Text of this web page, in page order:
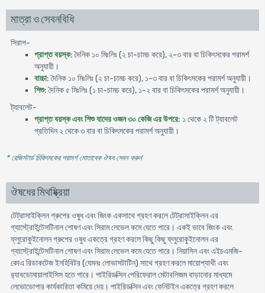
মাত্রা ও সেবনবিধি
সিরাপ-
প্রাপ্ত বয়স্ক: দৈনিক ১০ মিঃলিঃ (২ চা-চামচ করে), ২-৩ বার বা চিকিৎসকের পরামর্শ
অনুযায়ী।
বাচ্চা: দৈনিক ১০ মিঃলিঃ (২ চা-চামচ করে), ১-৩ বার বা চিকিৎসকের পরামর্শ অনুযায়ী।
শিশু: দৈনিক ৫ মিঃলিঃ (১ চা-চামচ করে), ১-২ বার বা চিকিৎসকের পরামর্শ অনুযায়ী।
ট্যাবলেট-
প্রাপ্ত বয়স্ক এবং শিশু যাদের ওজন ৩০ কেজি এর উপরে: ১ থেকে ২ টি ট্যাবলেট
প্রতিদিন ২ থেকে ৩ বার বা চিকিৎসকের পরামর্শ অনুযায়ী।
* রেজিস্টার্ড চিকিৎসকের পরামর্শ মোতাবেক ঔষধ সেবন করুন'
ঔষধের মিথষ্ক্রিয়া
টেট্রাসাইক্লিন গ্রুপের ওষুধ এবং জিংক একসাথে গ্রহণ করলে টেট্রাসাইক্লিন এর
গ্যাস্ট্রোইন্টেসটিনাল শোষণ এবং সিরাম লেভেল কমে যেতে পারে। একই ভাবে জিংক এবং
ফ্লুরোকুইনোলন গ্রুপের ওষুধ একত্রে গ্রহণ করলে কিছু কিছু ফ্লুরোকুইনোলন এর
গ্যাস্ট্রোইন্টেসটিনাল শোষণ এবং সিরাম লেভেল কমে যেতে পারে। নিয়াসিন এবং এইচএমজি-
কোএ রিডাকটেজ ইনহিবিটর (যেমনঃ লোভাসটাটিন) সাথে গ্রহণ করলে মায়োপ্যাথী এবং
র‍্যাবডোমায়ালাইসিস হতে পারে। পাইরিডক্সিন পেরিফেরাল মেটাবলিজম বাড়ানোর মাধ্যমে
লেভোডোপার কার্যকারিতা কমিয়ে দেয়। পাইরিডক্সিন এবং ফেনিটইন একত্রে গ্রহণ করলে